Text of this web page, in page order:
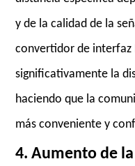
y de la calidad de la
convertidor de interfaz
significativamente la
haciendo que la
más conveniente y
4. Aumento de